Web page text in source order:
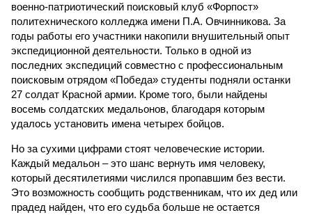
военно-патриотический поисковый клуб «Форпост»
политехнического колледжа имени П.А. Овчинникова. За
годы работы его участники накопили внушительный опыт
экспедиционной деятельности. Только в одной из
последних экспедиций совместно с профессиональным
поисковым отрядом «Победа» студенты подняли останки
27 солдат Красной армии. Кроме того, были найдены
восемь солдатских медальонов, благодаря которым
удалось установить имена четырех бойцов.
Но за сухими цифрами стоят человеческие истории.
Каждый медальон – это шанс вернуть имя человеку,
который десятилетиями числился пропавшим без вести.
Это возможность сообщить родственникам, что их дед или
прадед найден, что его судьба больше не остается